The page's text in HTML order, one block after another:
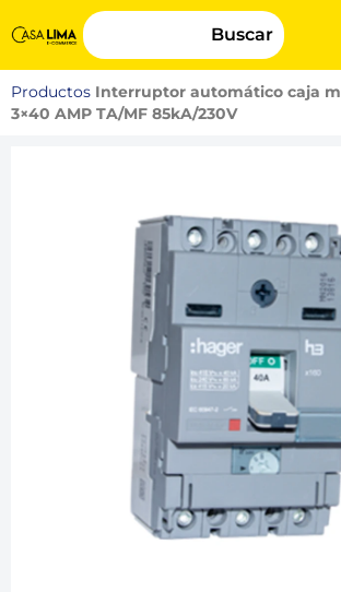
Buscar
Productos Interruptor automático caja
3×40 AMP TA/MF 85kA/230V